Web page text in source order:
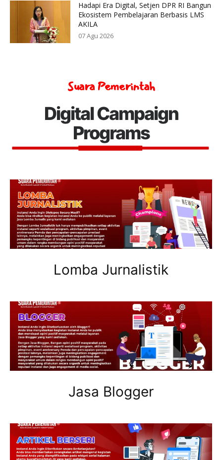
Hadapi Era Digital, Setjen DPR RI Bangun
Ekosistem Pembelajaran Berbasis LMS
AKILA
07 Agu 2026
Suara Pemerintah
Digital Campaign
Programs
Lomba Jurnalistik
Jasa Blogger